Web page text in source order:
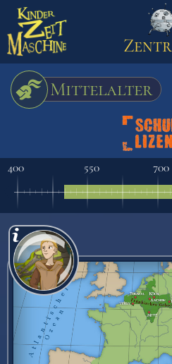
A bis Z
Termine
Mittelalter
400 550 700